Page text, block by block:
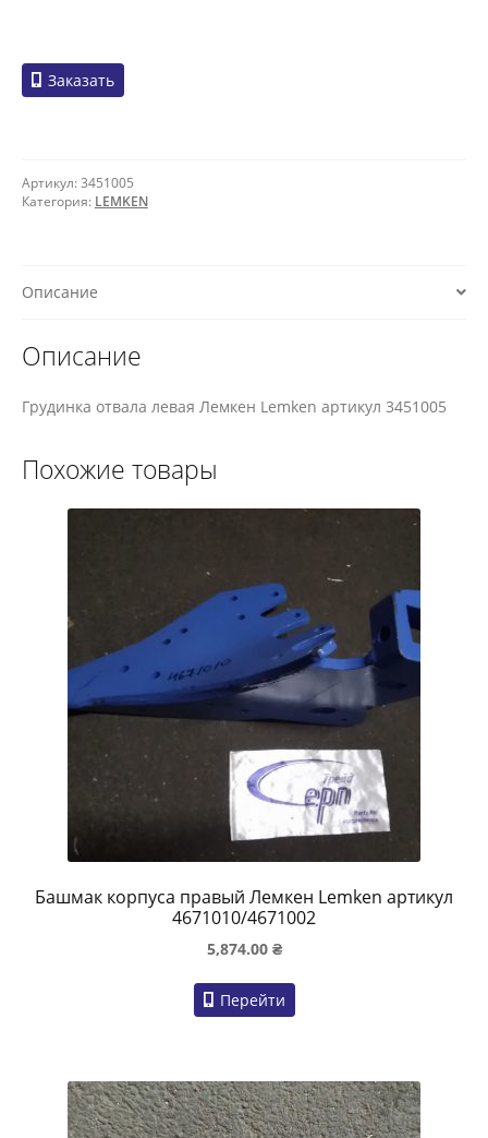
Заказать
Артикул:3451005
Категория: LEMKEN
Описание
Описание
Грудинка отвала левая Лемкен Lemken артикул 3451005
Похожие товары
Башмак корпуса правый Лемкен Lemken артикул
4671010/4671002
5,874.00 ₴
Перейти